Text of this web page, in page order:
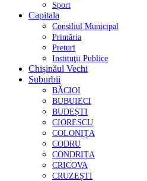
Sport
Capitala
Consiliul Municipal
Primăria
Preturi
Instituţii Publice
Chișinăul Vechi
Suburbii
BĂCIOI
BUBUIECI
BUDEȘTI
CIORESCU
COLONIȚA
CODRU
CONDRIȚA
CRICOVA
CRUZEȘTI